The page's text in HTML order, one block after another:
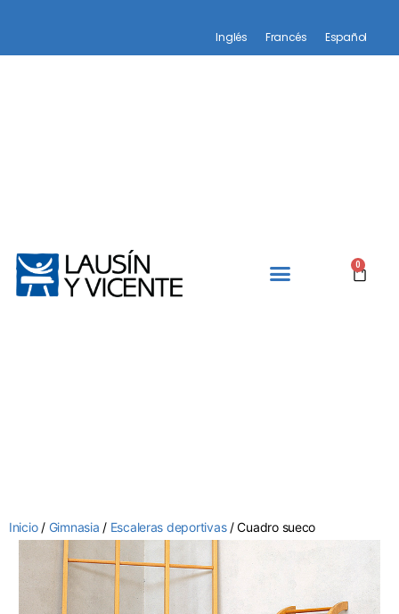
Inglés Francés Español
0
Inicio/ Gimnasia / Escaleras deportivas/ Cuadro sueco